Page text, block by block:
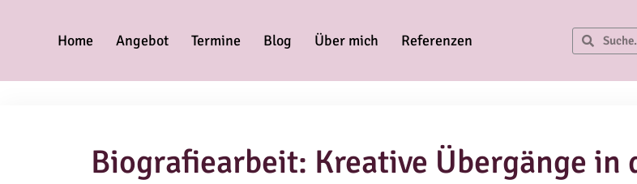
Home Angebot Termine Blog Über mich Referenzen
Biografiearbeit: Kreative Übergänge in